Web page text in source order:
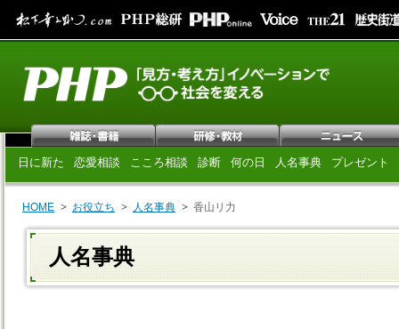
日に新た 恋愛相談 こころ相談 診断 何の日 人名事典 プレゼント
HOME お役立ち 人名事典 香山リ力
人名事典